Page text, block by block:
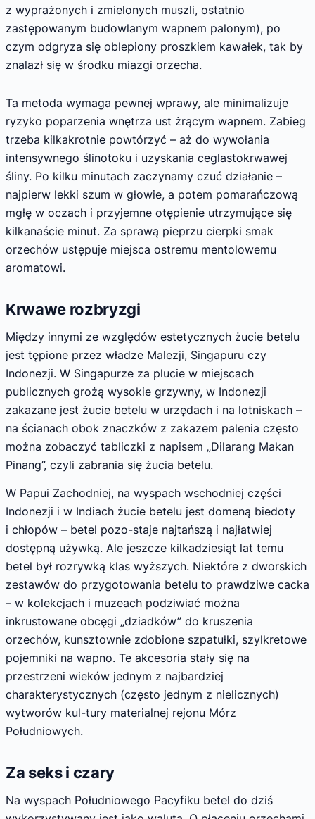
z wyprażonych i zmielonych muszli, ostatnio
zastępowanym budowlanym wapnem palonym), po
czym odgryza się oblepiony proszkiem kawałek, tak by
znalazł się w środku miazgi orzecha.
Ta metoda wymaga pewnej wprawy, ale minimalizuje
ryzyko poparzenia wnętrza ust żrącym wapnem. Zabieg
trzeba kilkakrotnie powtórzyć – aż do wywołania
intensywnego ślinotoku i uzyskania ceglastokrwawej
śliny. Po kilku minutach zaczynamy czuć działanie –
najpierw lekki szum w głowie, a potem pomarańczową
mgłę w oczach i przyjemne otępienie utrzymujące się
kilkanaście minut. Za sprawą pieprzu cierpki smak
orzechów ustępuje miejsca ostremu mentolowemu
aromatowi.
Krwawe rozbryzgi
Między innymi ze względów estetycznych żucie betelu
jest tępione przez władze Malezji, Singapuru czy
Indonezji. W Singapurze za plucie w miejscach
publicznych grożą wysokie grzywny, w Indonezji
zakazane jest żucie betelu w urzędach i na lotniskach –
na ścianach obok znaczków z zakazem palenia często
można zobaczyć tabliczki z napisem „Dilarang Makan
Pinang”, czyli zabrania się żucia betelu.
W Papui Zachodniej, na wyspach wschodniej części
Indonezji i w Indiach żucie betelu jest domeną biedoty
i chłopów – betel pozo-staje najtańszą i najłatwiej
dostępną używką. Ale jeszcze kilkadziesiąt lat temu
betel był rozrywką klas wyższych. Niektóre z dworskich
zestawów do przygotowania betelu to prawdziwe cacka
– w kolekcjach i muzeach podziwiać można
inkrustowane obcęgi „dziadków” do kruszenia
orzechów, kunsztownie zdobione szpatułki, szylkretowe
pojemniki na wapno. Te akcesoria stały się na
przestrzeni wieków jednym z najbardziej
charakterystycznych (często jednym z nielicznych)
wytworów kul-tury materialnej rejonu Mórz
Południowych.
Za seks i czary
Na wyspach Południowego Pacyfiku betel do dziś